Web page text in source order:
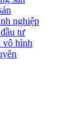
nghiệp
tư
vô hình